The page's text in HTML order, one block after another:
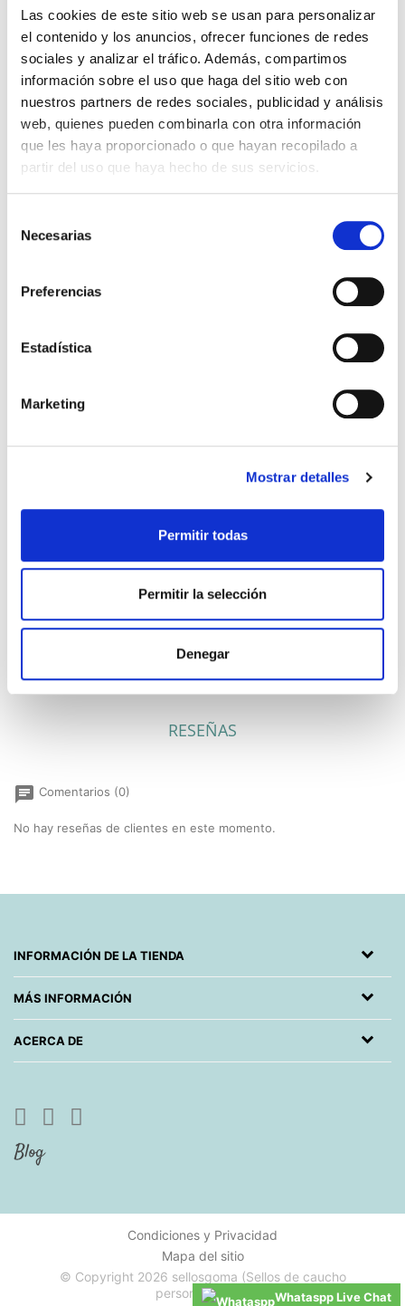
Las cookies de este sitio web se usan para personalizar
el contenido y los anuncios, ofrecer funciones de redes
sociales y analizar el tráfico. Además, compartimos
información sobre el uso que haga del sitio web con
nuestros partners de redes sociales, publicidad y análisis
web, quienes pueden combinarla con otra información
que les haya proporcionado o que hayan recopilado a
partir del uso que haya hecho de sus servicios.
Necesarias
Preferencias
Estadística
Marketing
Mostrar detalles
Permitir todas
Permitir la selección
Denegar
CANTIDAD
Es necesario comprar el tampón de tinta a parte
(250 caracteres como máximo)
Nombre de
la niña
Fecha de la
comunión
Precioso sello de caucho, ideal para
comuniones y totalmente personalizable.
RESEÑAS
chat Comentarios (0)
No hay reseñas de clientes en este momento.
INFORMACIÓN DE LA TIENDA
MÁS INFORMACIÓN
ACERCA DE
Whataspp Live Chat
Condiciones y Privacidad
Mapa del sitio
© Copyright 2026 sellosgoma (Sellos de caucho
personalizados)